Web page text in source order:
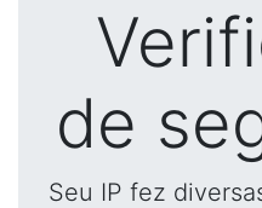
de
Seu IP fez